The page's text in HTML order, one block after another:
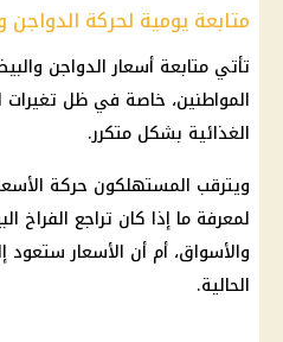
متابعة يومية لحركة الدواجن
تأتي متابعة أسعارالدواجن
المواطنين، خاصة في ظل
الغذائية بشكل متكرر.
ويترقب المستهلكون حركة
لمعرفة ما إذا كان تراجع الفراخ
والأسواق، أم أن الأسعار ستعود
الحالية.